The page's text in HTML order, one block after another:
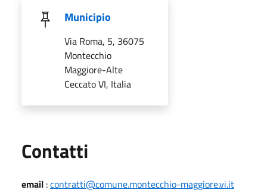
Municipio
Via Roma, 5, 36075
Montecchio
Maggiore-Alte
Ceccato VI, Italia
Contatti
email :contratti@comune.montecchio-maggiore.vi.it